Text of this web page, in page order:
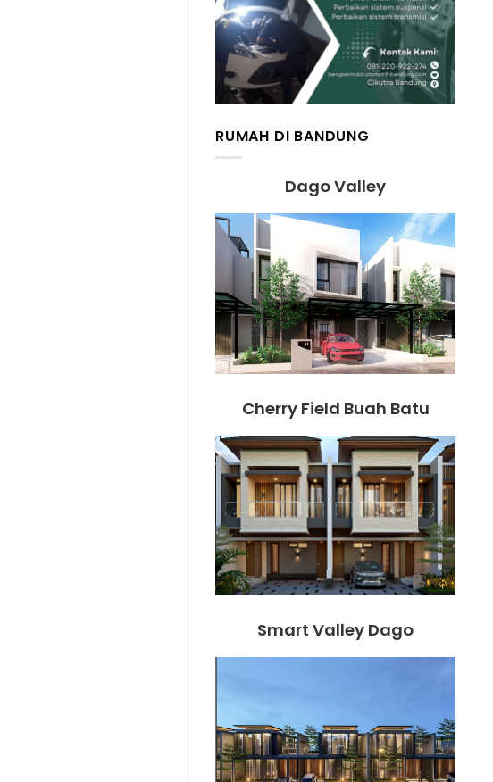
RUMAH DI BANDUNG
Dago Valley
Cherry Field Buah Batu
Smart Valley Dago